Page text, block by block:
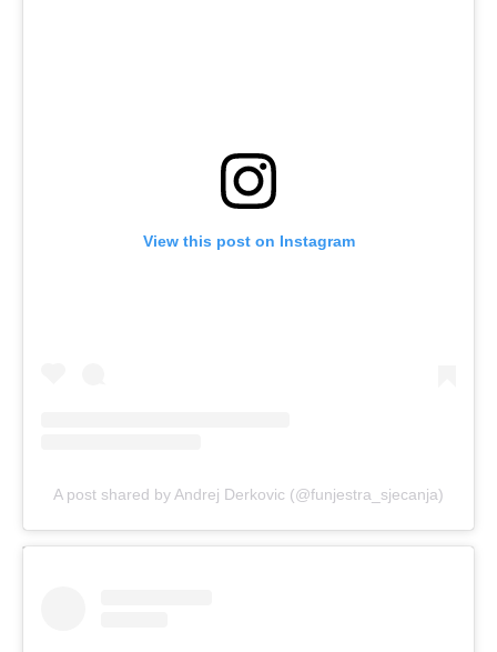
View this post on Instagram
A post shared by Andrej Derkovic (@funjestra_sjecanja)